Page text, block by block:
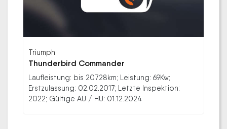
Triumph
Thunderbird Commander
Laufleistung: bis 20728km; Leistung: 69Kw;
Erstzulassung: 02.02.2017; Letzte Inspektion:
2022; Gültige AU / HU: 01.12.2024